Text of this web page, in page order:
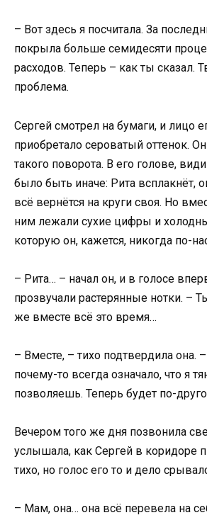
– Вот здесь я посчитала. За
покрыла больше семидесяти
расходов. Теперь – как ты сказал.
проблема.
Сергей смотрел на бумаги, и лицо
приобретало сероватый оттенок.
такого поворота. В его голове,
было быть иначе: Рита всплакнёт,
всё вернётся на круги своя. Но
ним лежали сухие цифры и
которую он, кажется, никогда по-
– Рита… – начал он, и в голосе
прозвучали растерянные нотки. –
же вместе всё это время…
– Вместе, – тихо подтвердила она.
почему-то всегда означало, что я
позволяешь. Теперь будет по-
Вечером того же дня позвонила
услышала, как Сергей в коридоре
тихо, но голос его то и дело
– Мам, она… она всё перевела на